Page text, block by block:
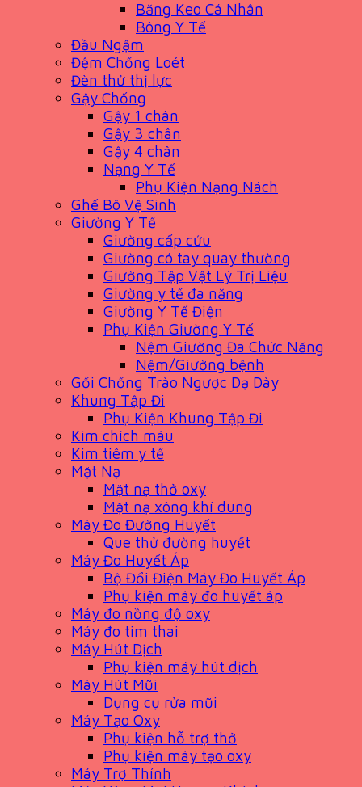
Băng Keo Cá Nhân
Bông Y Tế
Đầu Ngậm
Đệm Chống Loét
Đèn thử thị lực
Gậy Chống
Gậy 1 chân
Gậy 3 chân
Gậy 4 chân
Nạng Y Tế
Phụ Kiện Nạng Nách
Ghế Bô Vệ Sinh
Giường Y Tế
Giường cấp cứu
Giường có tay quay thường
Giường Tập Vật Lý Trị Liệu
Giường y tế đa năng
Giường Y Tế Điện
Phụ Kiện Giường Y Tế
Nệm Giường Đa Chức Năng
Nệm/Giường bệnh
Gối Chống Trào Ngược Dạ Dày
Khung Tập Đi
Phụ Kiện Khung Tập Đi
Kim chích máu
Kim tiêm y tế
Mặt Nạ
Mặt nạ thở oxy
Mặt nạ xông khí dung
Máy Đo Đường Huyết
Que thử đường huyết
Máy Đo Huyết Áp
Bộ Đổi Điện Máy Đo Huyết Áp
Phụ kiện máy đo huyết áp
Máy đo nồng độ oxy
Máy đo tim thai
Máy Hút Dịch
Phụ kiện máy hút dịch
Máy Hút Mũi
Dụng cụ rửa mũi
Máy Tạo Oxy
Phụ kiện hỗ trợ thở
Phụ kiện máy tạo oxy
Máy Trợ Thính